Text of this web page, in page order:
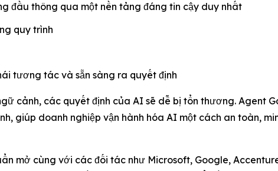
đầu thông qua một nền tảng đáng tin cậy duy nhất
quy trình
tương tác và sẵn sàng ra quyết định
cảnh, các quyết định của AI sẽ dễ bị tổn thương. Agent
giúp doanh nghiệp vận hành hóa AI một cách an toàn,
mở cùng với các đối tác như Microsoft, Google,